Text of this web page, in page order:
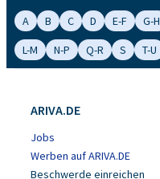
A B C D E-F G-H
L-M
N-P Q-R S T-U
ARIVA.DE
Jobs
Werben auf ARIVA.DE
Beschwerde einreichen